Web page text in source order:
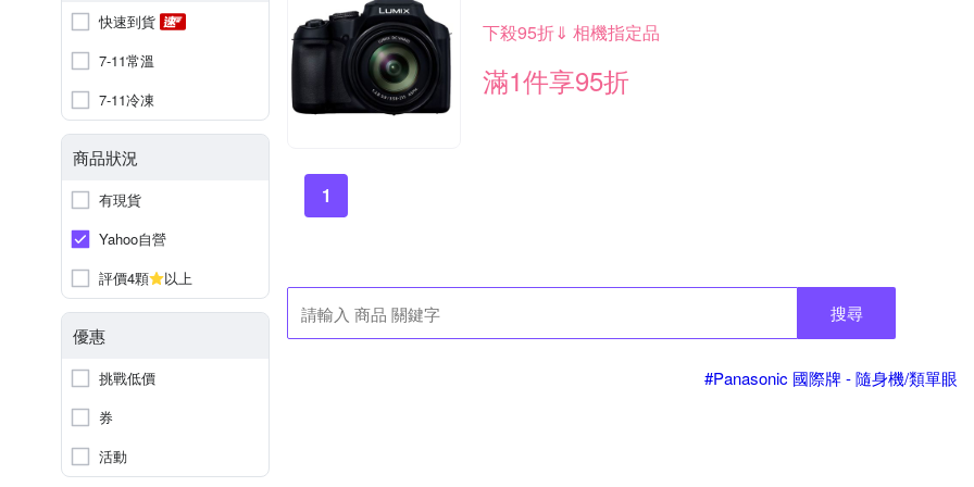
快速到貨
7-11常溫
7-11冷凍
商品狀況
有現貨
Yahoo自營
評價4顆
以上
優惠
挑戰低價
券
活動
下殺95折⇓ 相機指定品
滿1件享95折
1
搜尋
#Panasonic 國際牌 - 隨身機/類單眼